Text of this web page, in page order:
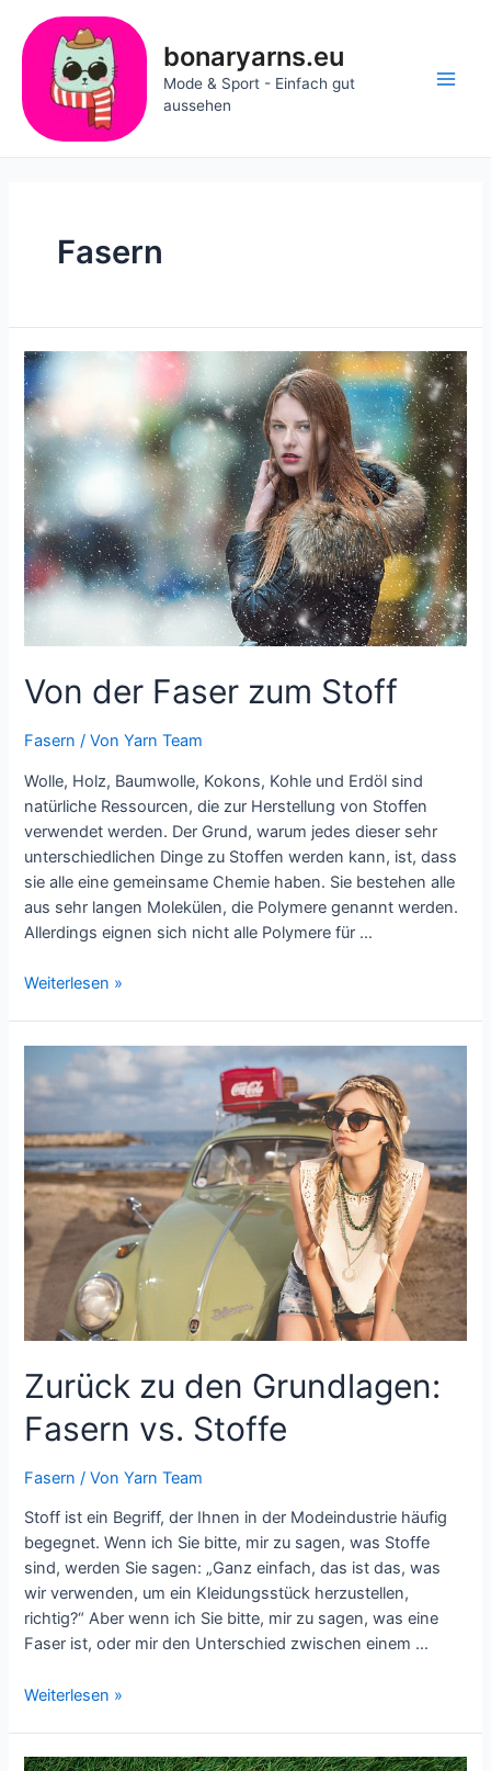
Inhalt
springen
bonaryarns.eu
Mode & Sport - Einfach gut
aussehen
Fasern
Von der Faser zum Stoff
Fasern / VonYarn Team
Wolle, Holz, Baumwolle, Kokons, Kohle und Erdöl sind
natürliche Ressourcen, die zur Herstellung von Stoffen
verwendet werden. Der Grund, warum jedes dieser sehr
unterschiedlichen Dinge zu Stoffen werden kann, ist, dass
sie alle eine gemeinsame Chemie haben. Sie bestehen alle
aus sehr langen Molekülen, die Polymere genannt werden.
Allerdings eignen sich nicht alle Polymere für …
Von
Stoff
Weiterlesen »
Zurück zu den Grundlagen:
Fasern vs. Stoffe
Fasern / VonYarn Team
Stoff ist ein Begriff, der Ihnen in der Modeindustrie häufig
begegnet. Wenn ich Sie bitte, mir zu sagen, was Stoffe
sind, werden Sie sagen: „Ganz einfach, das ist das, was
wir verwenden, um ein Kleidungsstück herzustellen,
richtig?“ Aber wenn ich Sie bitte, mir zu sagen, was eine
Faser ist, oder mir den Unterschied zwischen einem …
Zurück
Weiterlesen »